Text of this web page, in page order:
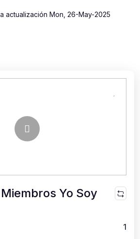
actualización Mon, 26-May-2025
Yo Soy
1